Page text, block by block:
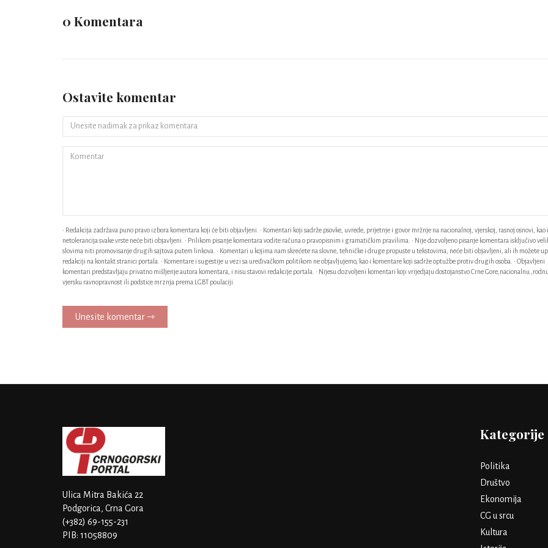
0 Komentara
Ostavite komentar
• Redakcija zadržava puno pravo izbora komentara koji će biti objavljeni. • Komentari koji sadrže psovke, uvrede, prijetnje i govor mržnje na nacionalnoj, vjerskoj, rasnoj osnovi, kao i
netolerancija svake vrste neće biti objavljeni. • Prilikom pisanje komentara vodite računa o pravopisnim i gramatičkim pravilima. • Nije dozvoljeno pisanje komentara isključivo
slovima niti promovisanje drugih sajtova putem linkova. • Komentari u kojima nam skrećete na slovne, tehničke i druge propuste u tekstovima, neće biti objavljeni, ali ih možete
redakciji na kontakt stranici portala. • Komentare i sugestije u vezi sa uređivačkom politikom ne objavljujemo, kao i komentare koji sadrže optužbe protiv drugih osoba. • Objavljeni
komentari predstavljaju privatno mišljenje autora komentara, i nisu stavovi redakcije portala. • Nijesu dozvoljeni komentari koji vrijedjaju dostojanstvo Crne Gore,nacionalnu
vjersku ravnopravnost ili podstice mrznja prema LGBT poulaciji.
Unesite komentar ⇾
Ulica Mitra Bakića 22
Podgorica, Crna Gora
(+382) 69-155-231
PIB: 11058809
Kategorije
Politika
Društvo
Ekonomija
CG u srcu
Kultura